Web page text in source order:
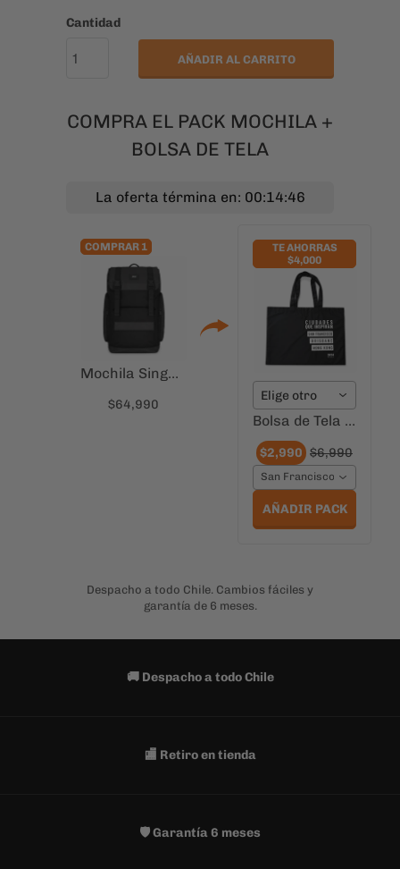
La oferta términa en: 00:14:44
COMPRAR 1
$64,990
TE AHORRAS
$4,000
Elige otro
$6,990
San Francisco-Brisbane-
Despacho a todo Chile. Cambios fáciles y
garantía de 6 meses.